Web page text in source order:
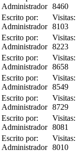
Administrador 8460
Escrito por:
Administrador
Visitas:
8103
Escrito por:
Administrador
Visitas:
8223
Escrito por:
Administrador
Visitas:
8658
Escrito por:
Administrador
Visitas:
8549
Escrito por:
Administrador
Visitas:
8729
Escrito por:
Administrador
Visitas:
8081
Escrito por:
Administrador
Visitas:
8010